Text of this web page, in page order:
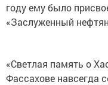
году ему было
«Заслуженный
«Светлая память о
Фассахове навсегда